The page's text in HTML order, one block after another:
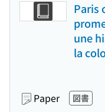
Paris
une
la
Paper 図書